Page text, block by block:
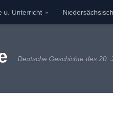
u. Unterricht
Deutsche Geschichte des 20.